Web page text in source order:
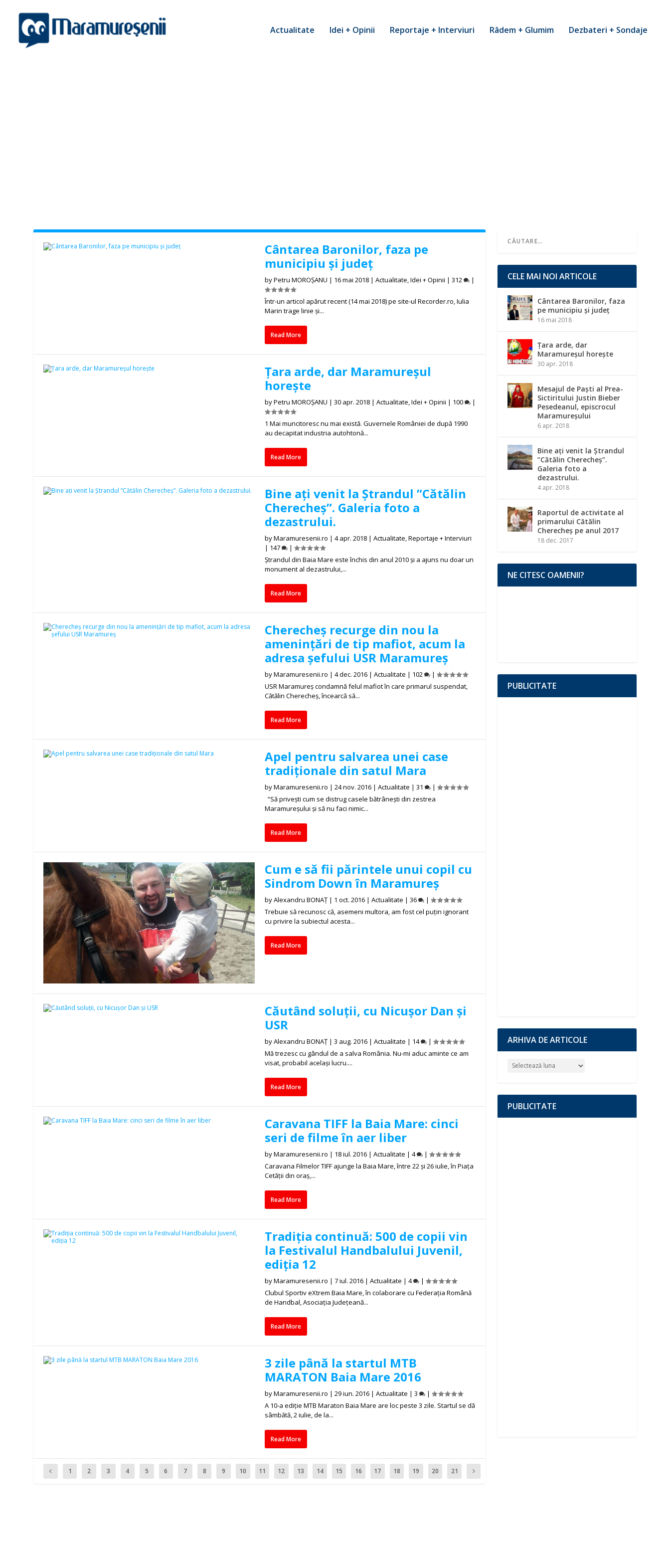
Actualitate Idei + Opinii Reportaje + Interviuri Râdem + Glumim Dezbateri + Sondaje
Cântarea Baronilor, faza pe
municipiu și județ
byPetru MOROȘANU | 16 mai 2018| Actualitate,Idei + Opinii | 312 |
Într-un articol apărut recent (14 mai 2018) pe site-ul Recorder.ro, Iulia
Marin trage linie și...
Read More
Țara arde, dar Maramureșul
horește
byPetru MOROȘANU | 30 apr. 2018| Actualitate,Idei + Opinii | 100 |
1 Mai muncitoresc nu mai există. Guvernele României de după 1990
au decapitat industria autohtonă...
Read More
Bine ați venit la Ștrandul ”Cătălin
Cherecheș”. Galeria foto a
dezastrului.
byMaramuresenii.ro | 4 apr. 2018| Actualitate,Reportaje + Interviuri
| 147
|
Ștrandul din Baia Mare este închis din anul 2010 și a ajuns nu doar un
monument al dezastrului,...
Read More
Cherecheș recurge din nou la
amenințări de tip mafiot, acum la
adresa șefului USR Maramureș
byMaramuresenii.ro | 4 dec. 2016| Actualitate | 102
|
USR Maramureş condamnă felul mafiot în care primarul suspendat,
Cătălin Cherecheş, încearcă să...
Read More
Apel pentru salvarea unei case
tradiționale din satul Mara
byMaramuresenii.ro | 24 nov. 2016| Actualitate | 31
|
”Să privești cum se distrug casele bătrânești din zestrea
Maramureșului și să nu faci nimic...
Read More
Cum e să fii părintele unui copil cu
Sindrom Down în Maramureș
byAlexandru BONAȚ| 1 oct. 2016| Actualitate | 36
|
Trebuie să recunosc că, asemeni multora, am fost cel puțin ignorant
cu privire la subiectul acesta...
Read More
Căutând soluții, cu Nicușor Dan și
USR
byAlexandru BONAȚ| 3 aug. 2016| Actualitate | 14
|
Mă trezesc cu gândul de a salva România. Nu-mi aduc aminte ce am
visat, probabil același lucru....
Read More
Caravana TIFF la Baia Mare: cinci
seri de filme în aer liber
byMaramuresenii.ro | 18 iul. 2016| Actualitate | 4
|
Caravana Filmelor TIFF ajunge la Baia Mare, între 22 și 26 iulie, în Piața
Cetății din oraș,...
Read More
Tradiția continuă: 500 de copii vin
la Festivalul Handbalului Juvenil,
ediția 12
byMaramuresenii.ro | 7 iul. 2016| Actualitate | 4
|
Clubul Sportiv eXtrem Baia Mare, în colaborare cu Federația Română
de Handbal, Asociația Județeană...
Read More
3 zile până la startul MTB
MARATON Baia Mare 2016
byMaramuresenii.ro | 29 iun. 2016| Actualitate | 3
|
A 10-a ediție MTB Maraton Baia Mare are loc peste 3 zile. Startul se dă
sâmbătă, 2 iulie, de la...
Read More
1 2 3 4 5 6 7 8 9 10 11 12 13 14 15 16 17 18 19 20 21
CELE MAI NOI ARTICOLE
Cântarea Baronilor, faza
pe municipiu și județ
16 mai 2018
Țara arde, dar
Maramureșul horește
30 apr. 2018
Mesajul de Paști al Prea-
Sictiritului Justin Bieber
Pesedeanul, episcrocul
Maramureșului
6 apr. 2018
Bine ați venit la Ștrandul
”Cătălin Cherecheș”.
Galeria foto a
dezastrului.
4 apr. 2018
Raportul de activitate al
primarului Cătălin
Cherecheș pe anul 2017
18 dec. 2017
NE CITESC OAMENII?
PUBLICITATE
ARHIVA DE ARTICOLE
PUBLICITATE